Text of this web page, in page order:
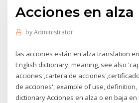
Acciones en alza
byAdministrator
las acciones están en alza translation
English dictionary, meaning, see also
acciones',cartera de
de acciones', example of use,
dictionary Acciones en alza o en baja en